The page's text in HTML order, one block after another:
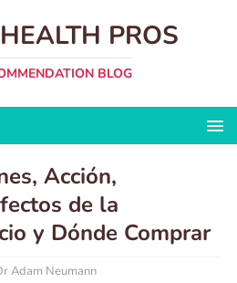
PROS
BLOG
Acción,
de la
y Dónde Comprar
Adam Neumann